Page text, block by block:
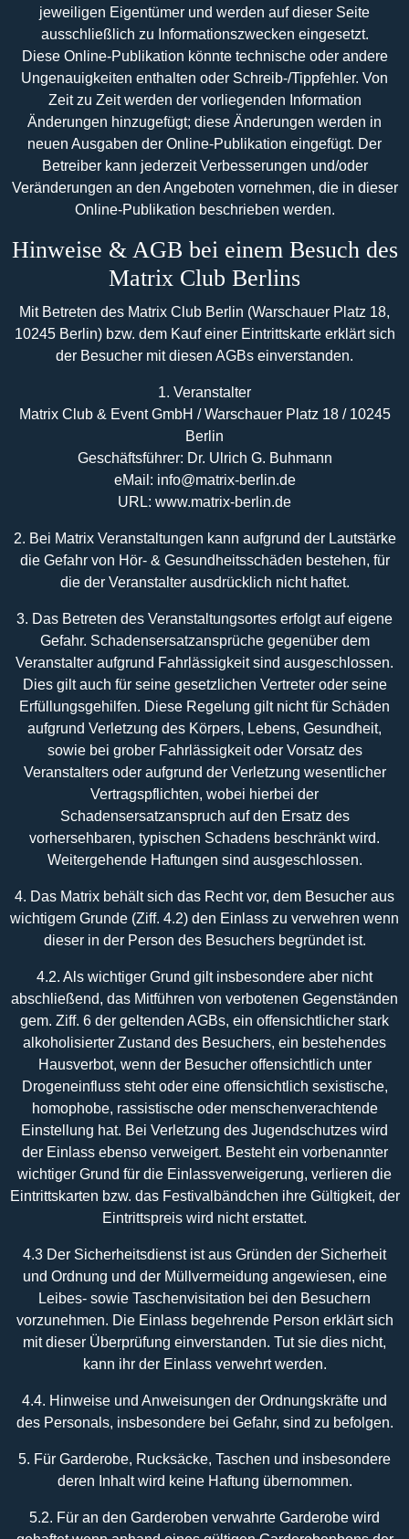
jeweiligen Eigentümer und werden auf dieser Seite
ausschließlich zu Informationszwecken eingesetzt.
Diese Online-Publikation könnte technische oder andere
Ungenauigkeiten enthalten oder Schreib-/Tippfehler. Von
Zeit zu Zeit werden der vorliegenden Information
Änderungen hinzugefügt; diese Änderungen werden in
neuen Ausgaben der Online-Publikation eingefügt. Der
Betreiber kann jederzeit Verbesserungen und/oder
Veränderungen an den Angeboten vornehmen, die in dieser
Online-Publikation beschrieben werden.
Hinweise & AGB bei einem Besuch des
Matrix Club Berlins
Mit Betreten des Matrix Club Berlin (Warschauer Platz 18,
10245 Berlin) bzw. dem Kauf einer Eintrittskarte erklärt sich
der Besucher mit diesen AGBs einverstanden.
1. Veranstalter
Matrix Club & Event GmbH / Warschauer Platz 18 / 10245
Berlin
Geschäftsführer: Dr. Ulrich G. Buhmann
eMail: info@matrix-berlin.de
URL: www.matrix-berlin.de
2. Bei Matrix Veranstaltungen kann aufgrund der Lautstärke
die Gefahr von Hör- & Gesundheitsschäden bestehen, für
die der Veranstalter ausdrücklich nicht haftet.
3. Das Betreten des Veranstaltungsortes erfolgt auf eigene
Gefahr. Schadensersatzansprüche gegenüber dem
Veranstalter aufgrund Fahrlässigkeit sind ausgeschlossen.
Dies gilt auch für seine gesetzlichen Vertreter oder seine
Erfüllungsgehilfen. Diese Regelung gilt nicht für Schäden
aufgrund Verletzung des Körpers, Lebens, Gesundheit,
sowie bei grober Fahrlässigkeit oder Vorsatz des
Veranstalters oder aufgrund der Verletzung wesentlicher
Vertragspflichten, wobei hierbei der
Schadensersatzanspruch auf den Ersatz des
vorhersehbaren, typischen Schadens beschränkt wird.
Weitergehende Haftungen sind ausgeschlossen.
4. Das Matrix behält sich das Recht vor, dem Besucher aus
wichtigem Grunde (Ziff. 4.2) den Einlass zu verwehren wenn
dieser in der Person des Besuchers begründet ist.
4.2. Als wichtiger Grund gilt insbesondere aber nicht
abschließend, das Mitführen von verbotenen Gegenständen
gem. Ziff. 6 der geltenden AGBs, ein offensichtlicher stark
alkoholisierter Zustand des Besuchers, ein bestehendes
Hausverbot, wenn der Besucher offensichtlich unter
Drogeneinfluss steht oder eine offensichtlich sexistische,
homophobe, rassistische oder menschenverachtende
Einstellung hat. Bei Verletzung des Jugendschutzes wird
der Einlass ebenso verweigert. Besteht ein vorbenannter
wichtiger Grund für die Einlassverweigerung, verlieren die
Eintrittskarten bzw. das Festivalbändchen ihre Gültigkeit, der
Eintrittspreis wird nicht erstattet.
4.3 Der Sicherheitsdienst ist aus Gründen der Sicherheit
und Ordnung und der Müllvermeidung angewiesen, eine
Leibes- sowie Taschenvisitation bei den Besuchern
vorzunehmen. Die Einlass begehrende Person erklärt sich
mit dieser Überprüfung einverstanden. Tut sie dies nicht,
kann ihr der Einlass verwehrt werden.
4.4. Hinweise und Anweisungen der Ordnungskräfte und
des Personals, insbesondere bei Gefahr, sind zu befolgen.
5. Für Garderobe, Rucksäcke, Taschen und insbesondere
deren Inhalt wird keine Haftung übernommen.
5.2. Für an den Garderoben verwahrte Garderobe wird